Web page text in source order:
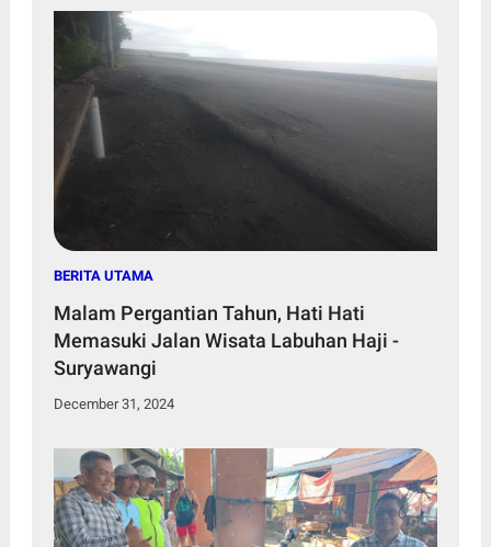
BERITA UTAMA
Malam Pergantian Tahun, Hati Hati
Memasuki Jalan Wisata Labuhan Haji -
Suryawangi
December 31, 2024